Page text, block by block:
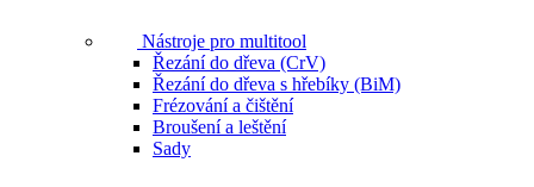
Nástroje pro multitool
Řezání do dřeva (CrV)
Řezání do dřeva s hřebíky (BiM)
Frézování a čištění
Broušení a leštění
Sady